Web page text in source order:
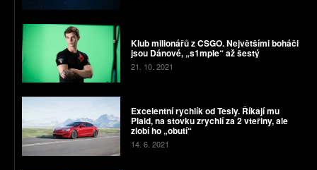
Klub milionářů z CSGO. Největšími boháči
jsou Dánové, „s1mple“ až šestý
21. 10. 2021
Excelentní rychlík od Tesly. Říkají mu
Plaid, na stovku zrychlí za 2 vteřiny, ale
zlobí ho „obutí“
14. 6. 2021